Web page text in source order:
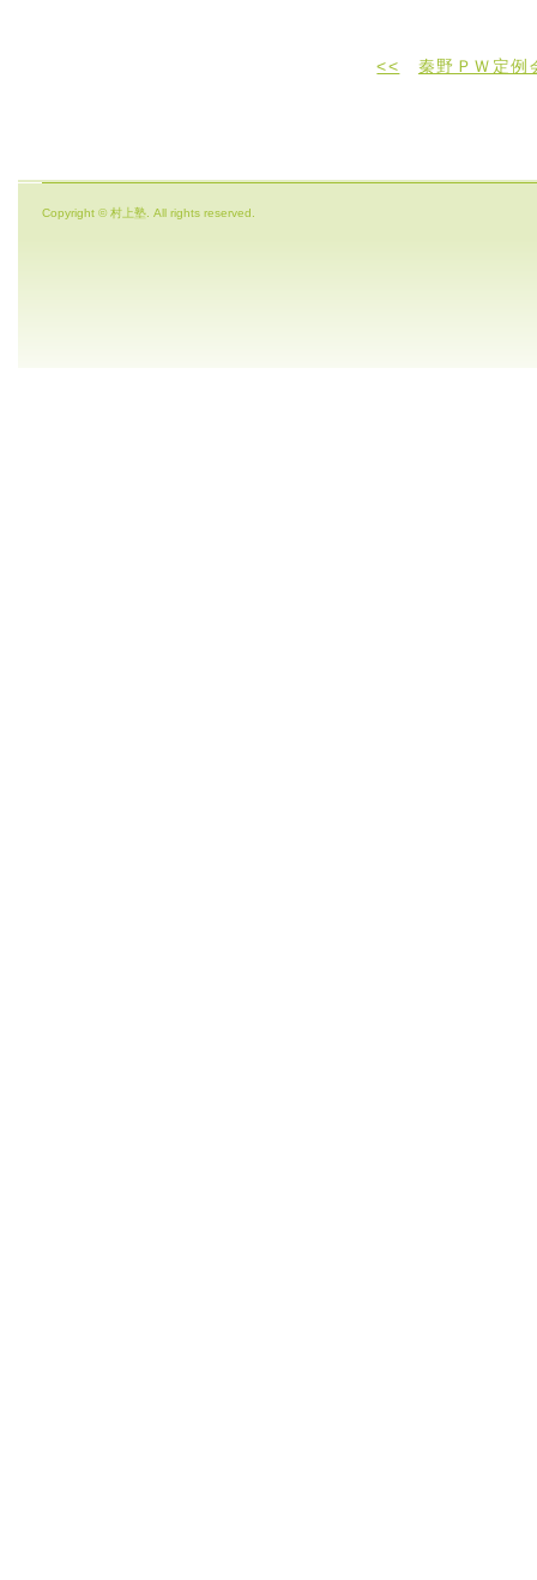
<< 秦野ＰＷ定
Copyright © 村上塾. All rights reserved.